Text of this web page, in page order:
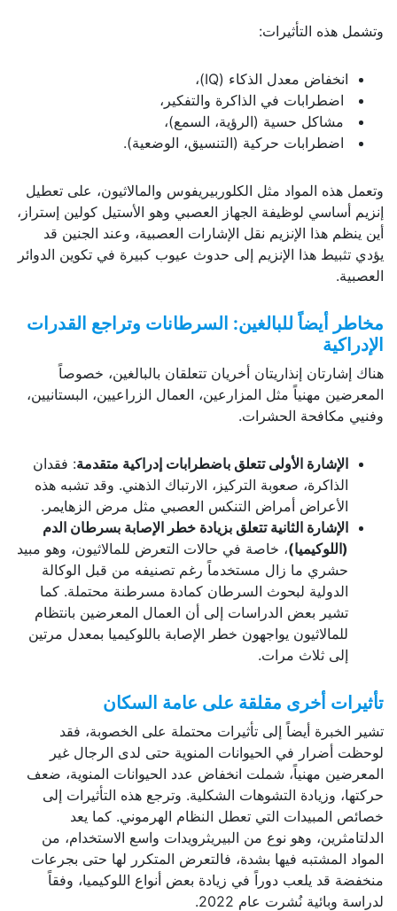
وتشمل هذه التأثيرات:
انخفاض معدل الذكاء (IQ)،
اضطرابات في الذاكرة والتفكير،
مشاكل حسية (الرؤية، السمع)،
اضطرابات حركية (التنسيق، الوضعية).
وتعمل هذه المواد مثل الكلوربيريفوس والمالاثيون، على تعطيل
إنزيم أساسي لوظيفة الجهاز العصبي وهو الأستيل كولين إستراز،
أين ينظم هذا الإنزيم نقل الإشارات العصبية، وعند الجنين قد
يؤدي تثبيط هذا الإنزيم إلى حدوث عيوب كبيرة في تكوين الدوائر
العصبية.
مخاطر أيضاً للبالغين: السرطانات وتراجع القدرات
الإدراكية
هناك إشارتان إنذاريتان أخريان تتعلقان بالبالغين، خصوصاً
المعرضين مهنياً مثل المزارعين، العمال الزراعيين، البستانيين،
وفنيي مكافحة الحشرات.
الإشارة الأولى تتعلق باضطرابات إدراكية متقدمة: فقدان
الذاكرة، صعوبة التركيز، الارتباك الذهني. وقد تشبه هذه
الأعراض أمراض التنكس العصبي مثل مرض الزهايمر.
الإشارة الثانية تتعلق بزيادة خطر الإصابة بسرطان الدم
(اللوكيميا)، خاصة في حالات التعرض للمالاثيون، وهو مبيد
حشري ما زال مستخدماً رغم تصنيفه من قبل الوكالة
الدولية لبحوث السرطان كمادة مسرطنة محتملة. كما
تشير بعض الدراسات إلى أن العمال المعرضين بانتظام
للمالاثيون يواجهون خطر الإصابة باللوكيميا بمعدل مرتين
إلى ثلاث مرات.
تأثيرات أخرى مقلقة على عامة السكان
تشير الخبرة أيضاً إلى تأثيرات محتملة على الخصوبة، فقد
لوحظت أضرار في الحيوانات المنوية حتى لدى الرجال غير
المعرضين مهنياً، شملت انخفاض عدد الحيوانات المنوية، ضعف
حركتها، وزيادة التشوهات الشكلية. وترجع هذه التأثيرات إلى
خصائص المبيدات التي تعطل النظام الهرموني. كما يعد
الدلتامثرين، وهو نوع من البيريثرويدات واسع الاستخدام، من
المواد المشتبه فيها بشدة، فالتعرض المتكرر لها حتى بجرعات
منخفضة قد يلعب دوراً في زيادة بعض أنواع اللوكيميا، وفقاً
لدراسة وبائية نُشرت عام 2022.